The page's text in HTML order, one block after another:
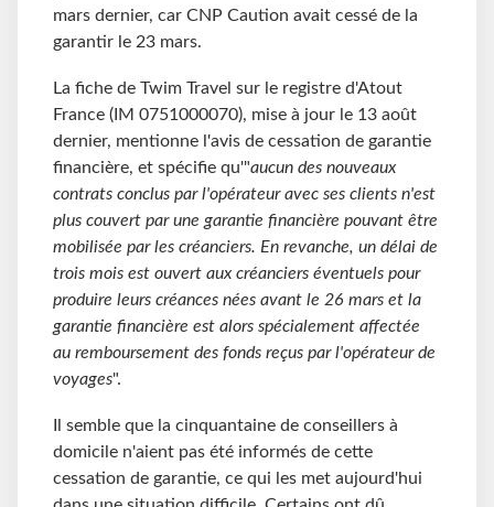
mars dernier, car CNP Caution avait cessé de la
garantir le 23 mars.
La fiche de Twim Travel sur le registre d'Atout
France (IM 0751000070), mise à jour le 13 août
dernier, mentionne l'avis de cessation de garantie
financière, et spécifie qu'"aucun des nouveaux
contrats conclus par l'opérateur avec ses clients n'est
plus couvert par une garantie financière pouvant être
mobilisée par les créanciers. En revanche, un délai de
trois mois est ouvert aux créanciers éventuels pour
produire leurs créances nées avant le 26 mars et la
garantie financière est alors spécialement affectée
au remboursement des fonds reçus par l'opérateur de
voyages".
Il semble que la cinquantaine de conseillers à
domicile n'aient pas été informés de cette
cessation de garantie, ce qui les met aujourd'hui